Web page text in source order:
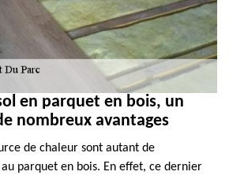
en parquet en bois, un
nombreux avantages
de chaleur sont autant de
parquet en bois. En effet, ce dernier